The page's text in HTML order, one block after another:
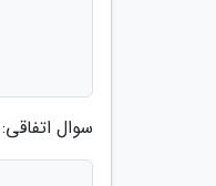
سوال